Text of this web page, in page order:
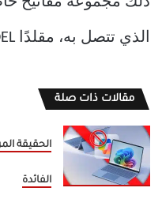
الذي تتصل به، مقلدًا CTRL + ALT + DEL.
مقالات ذات صلة
الفائدة